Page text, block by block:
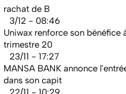
rachat de B
3/12 - 08:46
Uniwax renforce son bénéfice
trimestre 20
23/11 - 17:27
MANSA BANK annonce
dans son capit